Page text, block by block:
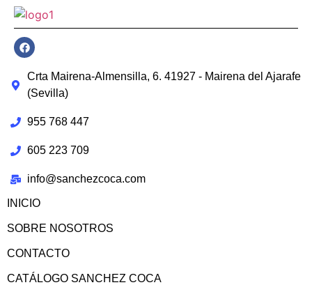
Crta Mairena-Almensilla, 6. 41927 - Mairena del Ajarafe
(Sevilla)
955 768 447
605 223 709
info@sanchezcoca.com
INICIO
SOBRE NOSOTROS
CONTACTO
CATÁLOGO SANCHEZ COCA